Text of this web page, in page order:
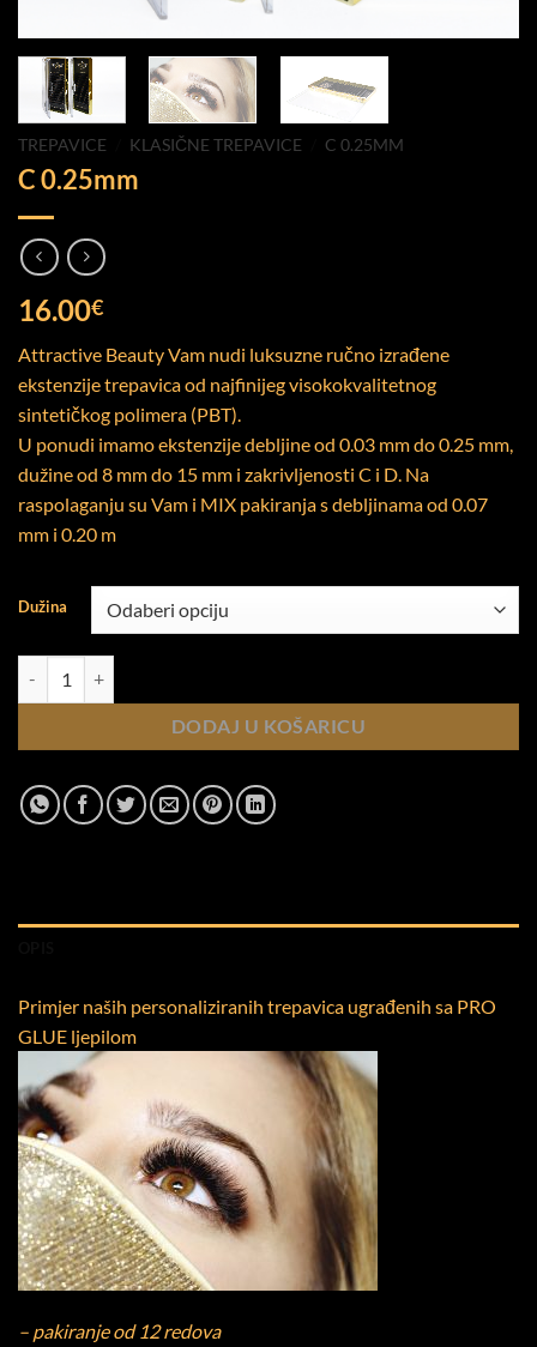
TREPAVICE KLASIČNE TREPAVICE C 0.25MM
C 0.25mm
16.00€
Attractive Beauty Vam nudi luksuzne ručno izrađene
ekstenzije trepavica od najfinijeg visokokvalitetnog
sintetičkog polimera (PBT).
U ponudi imamo ekstenzije debljine od 0.03 mm do 0.25 mm,
dužine od 8 mm do 15 mm i zakrivljenosti C i D. Na
raspolaganju su Vam i MIX pakiranja s debljinama od 0.07
mm i 0.20 m
Dužina
DODAJ U KOŠARICU
Primjer naših personaliziranih trepavica ugrađenih sa PRO
GLUE ljepilom
– pakiranje od 12 redova